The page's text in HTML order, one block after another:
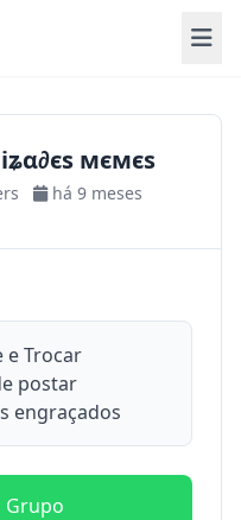
мємєs
há 9 meses
e Trocar
postar
engraçados
Grupo